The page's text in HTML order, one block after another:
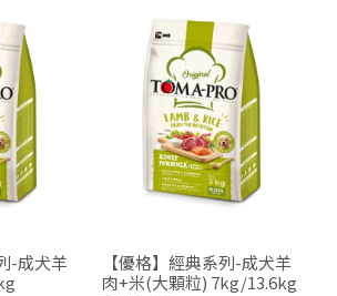
-成犬羊
【優格】經典系列-成犬羊
肉+米(大顆粒) 7kg/13.6kg